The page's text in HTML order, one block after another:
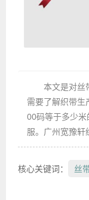
本文是对丝
需要了解织带生
00码等于多少
服。广州宽豫轩
核心关键词： 丝